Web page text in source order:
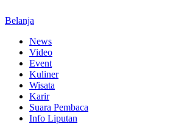
Belanja
News
Video
Event
Kuliner
Wisata
Karir
Suara Pembaca
Info Liputan